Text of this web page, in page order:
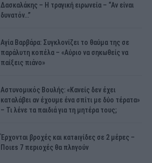
Δασκαλάκης – Η τραγική ειρωνεία – “Αν είναι
δυνατόν…”
Αγία Βαρβάρα: Συγκλονίζει το θαύμα της σε
παράλυτη κοπέλα – «Αύριο να σηκωθείς να
παίξεις πιάνο»
Αστυνομικός Bουλής: «Κανείς δεν έχει
καταλάβει αν έχουμε ένα σπίτι με δύο τέρατα»
– Τι λένε τα παιδιά για τη μητέρα τους;
Έρχονται βροχές και κατaιγίδες σε 2 μέpες –
Ποιεs 7 πεpιοχές θα πλnγούν